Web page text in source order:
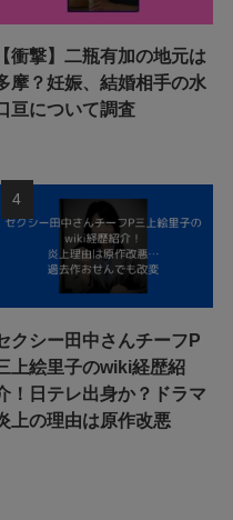
【衝撃】二瓶有加の地元は
摩？妊娠、結婚相手の水
亘について調査
クシー田中さんチーフP
上絵里子のwiki経歴紹
！日テレ出身か？ドラマ
上の理由は原作改悪